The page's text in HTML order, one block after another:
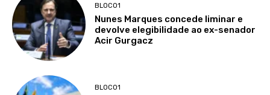
BLOCO1
Nunes Marques concede liminar e
devolve elegibilidade ao ex-senador
Acir Gurgacz
BLOCO1